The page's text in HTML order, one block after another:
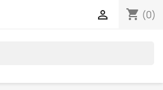
shopping_cart (0)
